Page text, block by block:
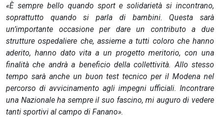
«È sempre bello quando sport e solidarietà si incontrano,
soprattutto quando si parla di bambini. Questa sarà
un’importante occasione per dare un contributo a due
strutture ospedaliere che, assieme a tutti coloro che hanno
aderito, hanno dato vita a un progetto meritorio, con una
finalità che andrà a beneficio della collettività. Allo stesso
tempo sarà anche un buon test tecnico per il Modena nel
percorso di avvicinamento agli impegni ufficiali. Incontrare
una Nazionale ha sempre il suo fascino, mi auguro di vedere
tanti sportivi al campo di Fanano».